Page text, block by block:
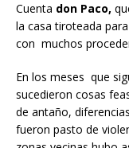
Cuenta don Paco,
la casa tiroteada
con muchos
En los meses que
sucedieron cosas
de antaño,
fueron pasto de